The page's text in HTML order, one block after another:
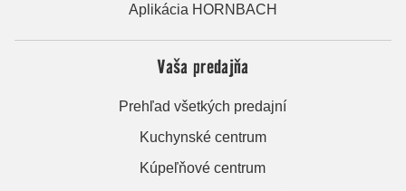
Aplikácia HORNBACH
Vaša predajňa
Prehľad všetkých predajní
Kuchynské centrum
Kúpeľňové centrum